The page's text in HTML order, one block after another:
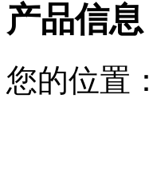
产品信息
您的位置：